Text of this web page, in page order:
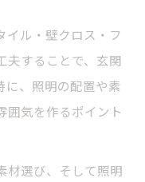
イル・壁クロス・フ
夫することで、玄関
に、照明の配置や素
囲気を作るポイント
材選び、そして照明